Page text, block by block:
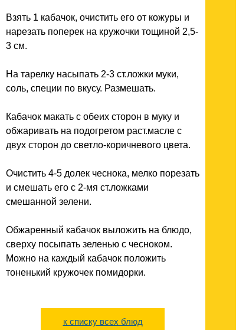
Взять 1 кабачок, очистить его от кожуры и
нарезать поперек на кружочки тощиной 2,5-
3 см.
На тарелку насыпать 2-3 ст.ложки муки,
соль, специи по вкусу. Размешать.
Кабачок макать с обеих сторон в муку и
обжаривать на подогретом раст.масле с
двух сторон до светло-коричневого цвета.
Очистить 4-5 долек чеснока, мелко порезать
и смешать его с 2-мя ст.ложками
смешанной зелени.
Обжаренный кабачок выложить на блюдо,
сверху посыпать зеленью с чесноком.
Можно на каждый кабачок положить
тоненький кружочек помидорки.
к списку всех блюд